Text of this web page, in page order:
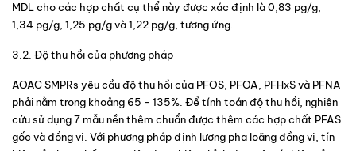
MDL cho các hợp chất cụ thể này được xác định là 0,83 pg/g,
1,34 pg/g, 1,25 pg/g và 1,22 pg/g, tương ứng.
3.2. Độ thu hồi của phương pháp
AOAC SMPRs yêu cầu độ thu hồi của PFOS, PFOA, PFHxS và PFNA
phải nằm trong khoảng 65 - 135%. Để tính toán độ thu hồi, nghiên
cứu sử dụng 7 mẫu nền thêm chuẩn được thêm các hợp chất PFAS
gốc và đồng vị. Với phương pháp định lượng pha loãng đồng vị, tín